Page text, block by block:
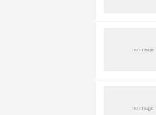
no image
no image